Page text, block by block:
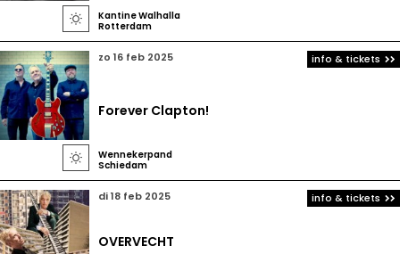

Kantine Walhalla
Rotterdam

zo 16 feb 2025
Forever Clapton!
Wennekerpand
Schiedam
info & tickets
di 18 feb 2025
OVERVECHT
info & tickets